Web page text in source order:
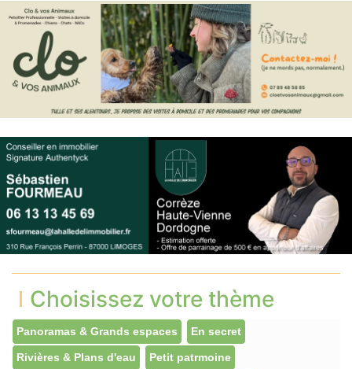
Choisissez votre thème
Panoramas & Grands espaces En secret
Rivières & Plans d'eau Petit patrmoine